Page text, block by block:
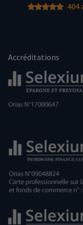
404
Accréditations